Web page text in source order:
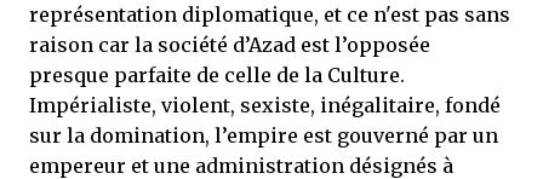
représentation diplomatique, et ce n'est pas sans
raison car la société d’Azad est l’opposée
presque parfaite de celle de la Culture.
Impérialiste, violent, sexiste, inégalitaire, fondé
sur la domination, l’empire est gouverné par un
empereur et une administration désignés à